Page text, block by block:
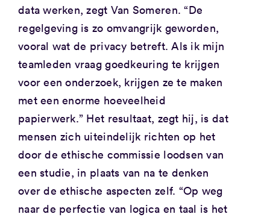
data werken, zegt Van Someren. “De
regelgeving is zo omvangrijk geworden,
vooral wat de privacy betreft. Als ik mijn
teamleden vraag goedkeuring te krijgen
voor een onderzoek, krijgen ze te maken
met een enorme hoeveelheid
papierwerk.” Het resultaat, zegt hij, is dat
mensen zich uiteindelijk richten op het
door de ethische commissie loodsen van
een studie, in plaats van na te denken
over de ethische aspecten zelf. “Op weg
naar de perfectie van logica en taal is het